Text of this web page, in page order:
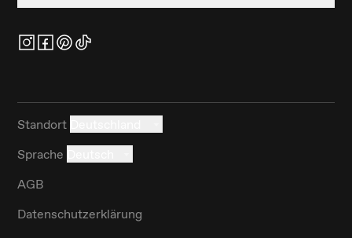
Standort
Sprache
AGB
Datenschutzerklärung